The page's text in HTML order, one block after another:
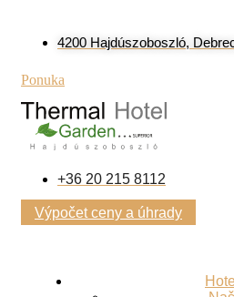
4200 Hajdúszoboszló,
Ponuka
+36 20 215 8112
Výpočet ceny a úhrady